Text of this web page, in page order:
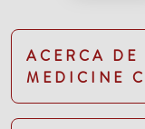
ACERCA DE
MEDICINE